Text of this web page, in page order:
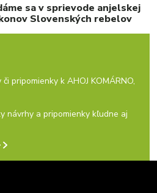
sa v sprievode anjelskej
Slovenských rebelov
pripomienky k AHOJ KOMÁRNO,
návrhy a pripomienky kľudne aj